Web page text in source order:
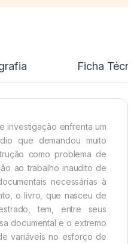
Ficha
investigação enfrenta um
que demandou muito
como problema de
ao trabalho inaudito de
necessárias à
o livro, que nasceu de
tem, entre seus
documental e o extremo
variáveis no esforço de